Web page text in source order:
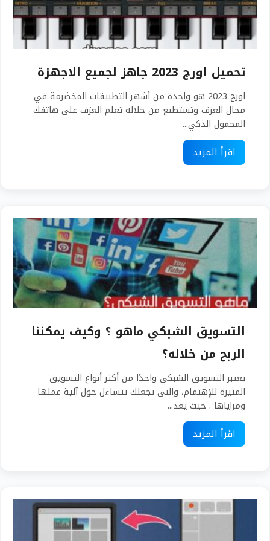
تحميل اورج 2023 جاهز لجميع الاجهزة
اورج 2023 هو واحدة من أشهر التطبيقات المخضرمة في
مجال العزف وتستطيع من خلاله تعلم العزف على هاتفك
المحمول الذكي...
اقرأ المزيد
التسويق الشبكي ماهو ؟ وكيف يمكننا
الربح من خلاله؟
يعتبر التسويق الشبكي واحدًا من أكثر أنواع التسويق
المثيرة للإهتمام، والتي تجعلك تتساءل حول آلية عملها
ومزاياها . حيث يعد...
اقرأ المزيد